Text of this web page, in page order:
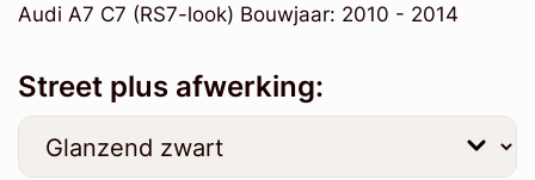
Audi A7 C7 (RS7-look) Bouwjaar: 2010 - 2014
Street plus afwerking: